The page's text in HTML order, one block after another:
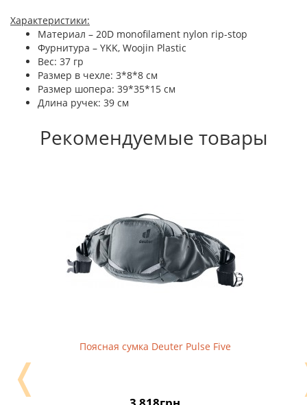
Характеристики:
Материал – 20D monofilament nylon rip-stop
Фурнитура – ​​YKK, Woojin Plastic
Вес: 37 гр
Размер в чехле: 3*8*8 см
Размер шопера: 39*35*15 см
Длина ручек: 39 см
Рекомендуемые товары
Поясная сумка Deuter Pulse Five
❬